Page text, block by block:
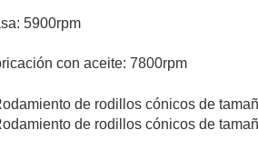
5900rpm
con aceite: 7800rpm